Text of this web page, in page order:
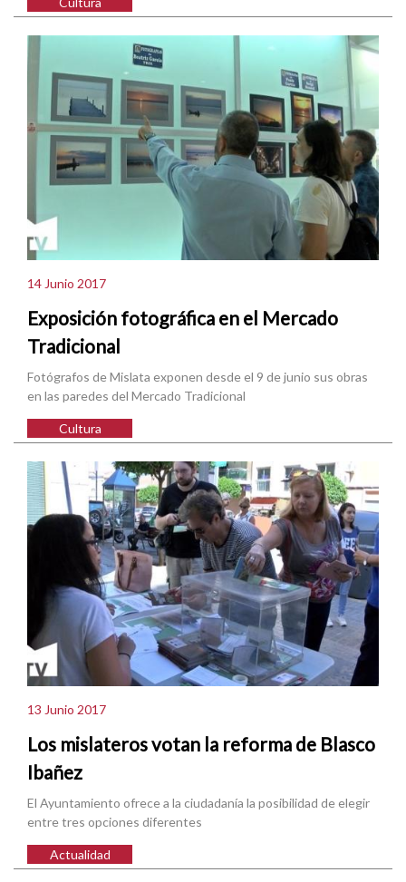
14 Junio 2017
Exposición fotográfica en el Mercado
Tradicional
Fotógrafos de Mislata exponen desde el 9 de junio sus obras
en las paredes del Mercado Tradicional
Cultura
13 Junio 2017
Los mislateros votan la reforma de Blasco
Ibañez
El Ayuntamiento ofrece a la ciudadanía la posibilidad de elegir
entre tres opciones diferentes
Actualidad